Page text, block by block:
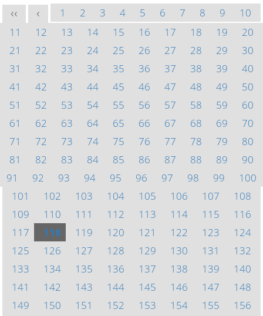
<< < 1 2 3 4 5 6 7 8 9
10
11
12 13 14 15 16 17 18 19
20
21
22 23 24 25 26 27 28 29
30
31
32 33 34 35 36 37 38 39
40
41
42 43 44 45 46 47 48 49
50
51
52 53 54 55 56 57 58 59
60
61
62 63 64 65 66 67 68 69
70
71
72 73 74 75 76 77 78 79
80
81
82 83 84 85 86 87 88 89
90
91
92 93 94 95 96 97 98 99
100
101
102 103 104 105 106 107
108
109
110 111 112 113 114 115
116
117
118 119 120 121 122 123
124
125
126 127 128 129 130 131
132
133
134 135 136 137 138 139
140
141
142 143 144 145 146 147
148
149
150 151 152 153 154 155
156